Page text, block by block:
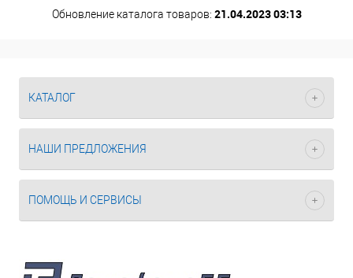
Обновление каталога товаров: 21.04.2023 03:13
КАТАЛОГ
НАШИ ПРЕДЛОЖЕНИЯ
ПОМОЩЬ И СЕРВИСЫ